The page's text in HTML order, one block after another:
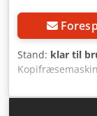
Stand: klar til
Bordmål: 600 x
mm Z-aksel
kW